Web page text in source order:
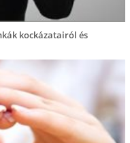
kockázatairól és